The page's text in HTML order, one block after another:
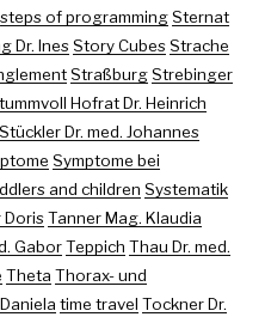
steps of programmingSternat
Dr. InesStory CubesStrache
StraßburgStrebinger
Hofrat Dr. Heinrich
Stückler Dr. med. Johannes
Symptome bei
and children Systematik
DorisTanner Mag. Klaudia
GaborTeppich Thau Dr. med.
Theta Thorax- und
time travel Tockner Dr.